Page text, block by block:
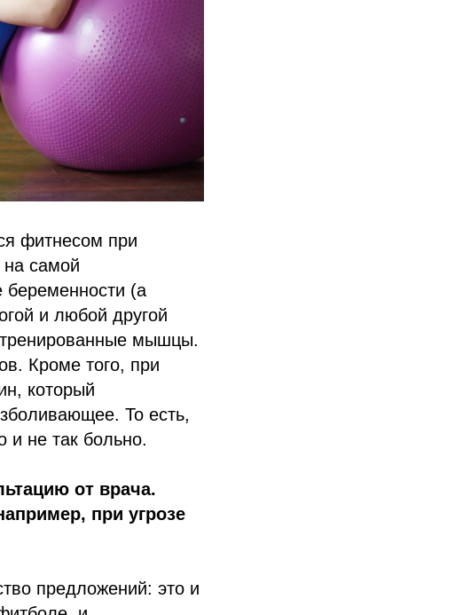
фитнесом при
на самой
(а
и любой другой
мышцы.
Кроме того, при
который
То есть,
и не так больно.
от врача.
при угрозе
предложений: это и